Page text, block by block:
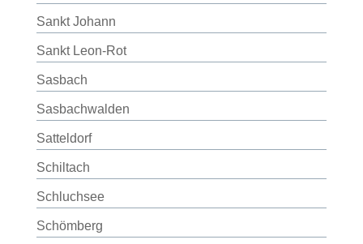
Sankt Johann
Sankt Leon-Rot
Sasbach
Sasbachwalden
Satteldorf
Schiltach
Schluchsee
Schömberg